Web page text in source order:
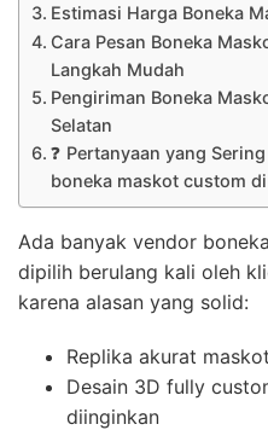
Estimasi Harga Boneka
Cara Pesan Boneka
Langkah Mudah
Pengiriman Boneka
Selatan
❓ Pertanyaan yang
boneka maskot custom
Ada banyak vendor
dipilih berulang kali oleh
karena alasan yang solid:
Replika akurat
Desain 3D fully
diinginkan